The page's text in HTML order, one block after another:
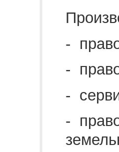
-
-
-
-